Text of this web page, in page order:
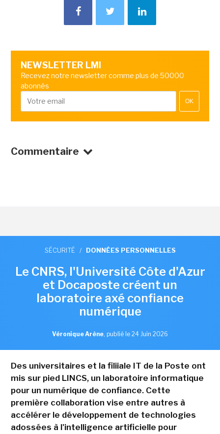
NEWSLETTER LMI
Recevez notre newsletter comme plus de 50000
abonnés
OK
Commentaire
SÉCURITÉ / DONNÉES PERSONNELLES
Le CNRS, l'Université Côte d'Azur
et Docaposte créent un
laboratoire axé confiance
numérique
Véronique Arène, publié le 24 Juin 2026
Des universitaires et la filiiale IT de la Poste ont
mis sur pied LINCS, un laboratoire informatique
pour un numérique de confiance. Cette
première collaboration vise entre autres à
accélérer le développement de technologies
adossées à l'intelligence artificielle pour